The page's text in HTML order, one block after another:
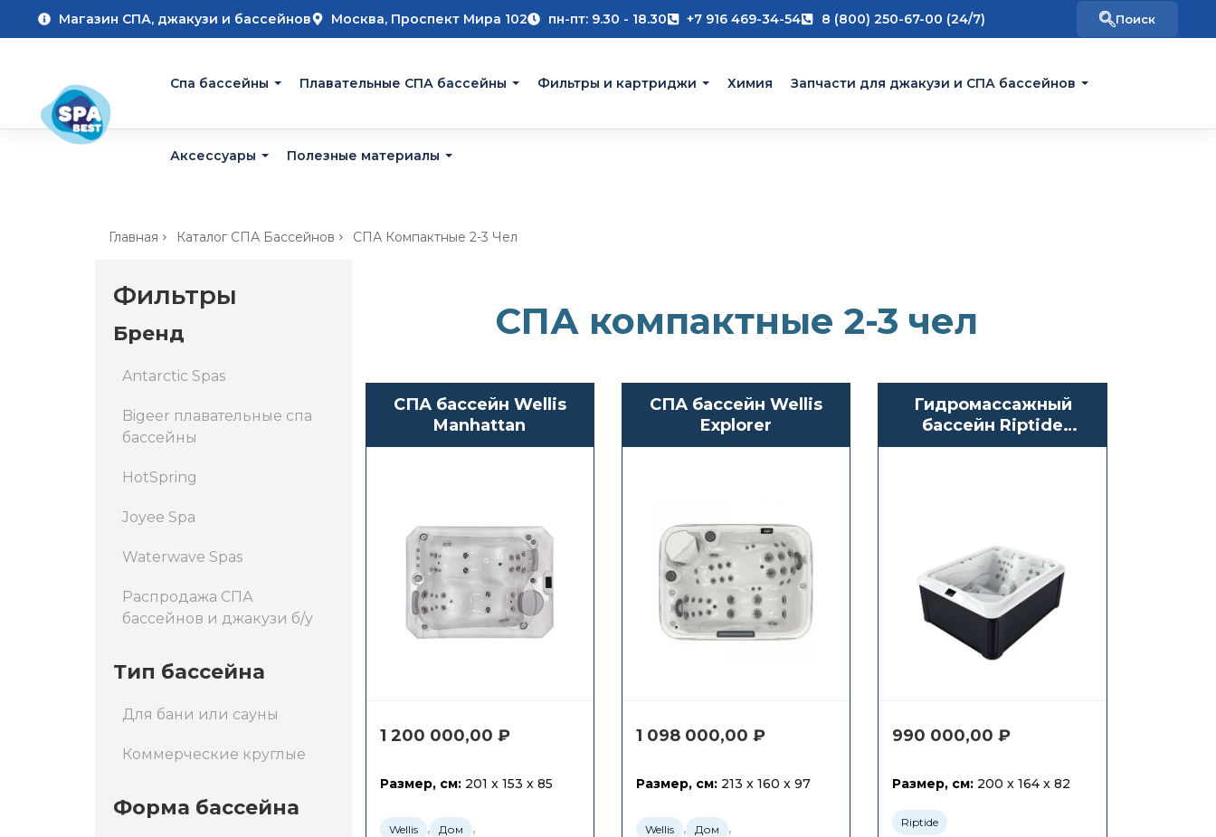
Магазин СПА, джакузи и бассейнов Москва, Проспект Мира 102 пн-пт: 9.30 - 18.30 +7 916 469-34-54 8 (800) 250-67-00 (24/7)
Cпа бассейны Плавательные СПА бассейны Фильтры и картриджи Химия Запчасти для джакузи и СПА бассейнов
Аксессуары Полезные материалы
Главная Каталог СПА Бассейнов СПА Компактные 2-3 Чел
Фильтры
Бренд
Antarctic Spas
Bigeer плавательные спа
бассейны
HotSpring
Joyee Spa
Waterwave Spas
Распродажа СПА
бассейнов и джакузи б/у
Тип бассейна
Для бани или сауны
Коммерческие круглые
Форма бассейна
СПА компактные 2-3 чел
СПА бассейн Wellis
Manhattan
1 200 000,00 ₽
Размер, см:201 x 153 x 85
Wellis , Дом ,
СПА бассейн Wellis
Explorer
1 098 000,00 ₽
Размер, см:213 x 160 x 97
Wellis , Дом ,
Гидромассажный
бассейн Riptide
Infinity 170 Oasis
990 000,00₽
Размер, см: 200 x 164 x 82
Riptide